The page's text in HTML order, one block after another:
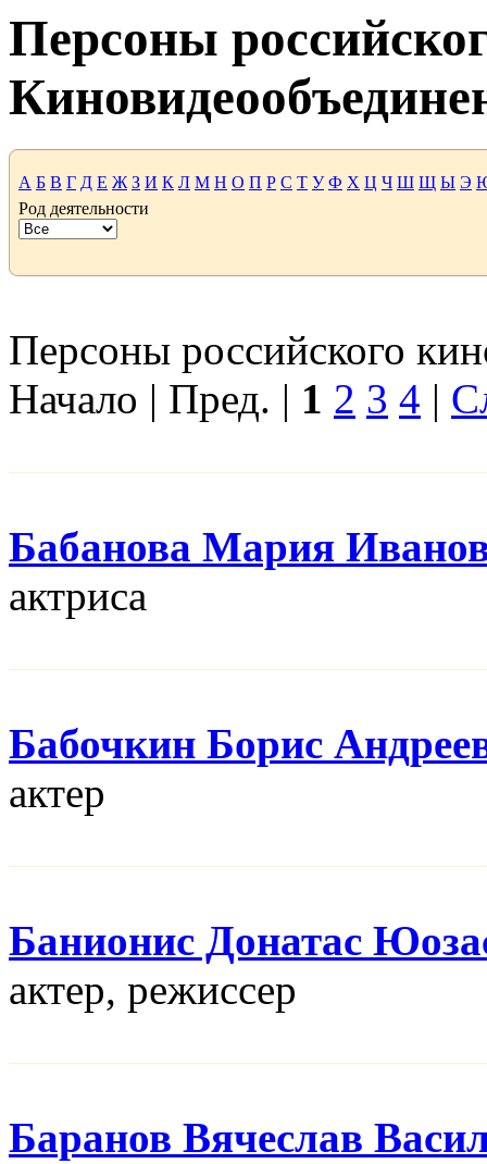
Персоны
А Б В Г Д Е Ж З И К Л М Н О П Р С Т У Ф Х Ц Ч Ш Щ Ы Э
Род деятельности
Персоны российского
Начало | Пред. | 1 2 3 4 |
Бабанова Мария
актриса
Бабочкин Борис
актер
Банионис Донатас
актер, режисcер
Баранов Вячеслав